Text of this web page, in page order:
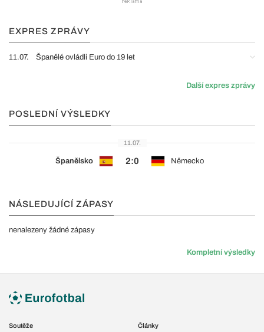
EXPRES ZPRÁVY
11.07. Španělé ovládli Euro do 19 let
Další expres zprávy
POSLEDNÍ VÝSLEDKY
11.07.
Španělsko 2:0 Německo
NÁSLEDUJÍCÍ ZÁPASY
nenalezeny žádné zápasy
Kompletní výsledky
Soutěže
Články